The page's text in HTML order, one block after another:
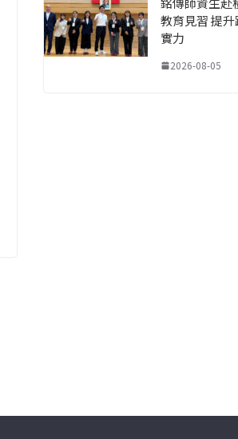
教育見習 提
實力
2026-08-05